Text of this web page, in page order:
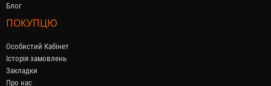
Блог
ПОКУПЦЮ
Особистий Кабінет
Історія замовлень
Закладки
Про нас